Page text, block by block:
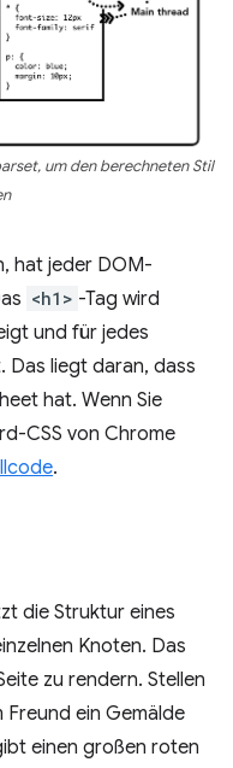
um den berechneten Stil
hat jeder DOM-
<h1> -Tag wird
und für jedes
Das liegt daran, dass
hat. Wenn Sie
CSS von Chrome
.
die Struktur eines
Knoten. Das
zu rendern. Stellen
Freund ein Gemälde
einen großen roten